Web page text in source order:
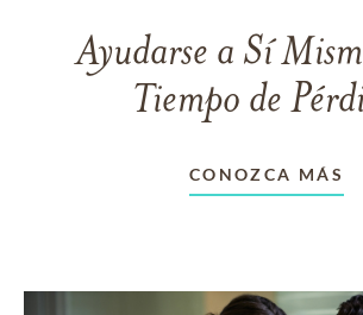
Ayudarse a Sí
Tiempo de
CONOZCA MÁS